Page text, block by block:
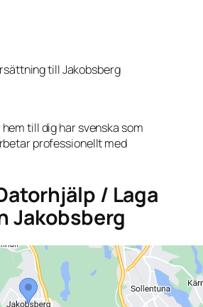
till Jakobsberg
till dig har svenska som
professionellt med
/ Laga
Jakobsberg